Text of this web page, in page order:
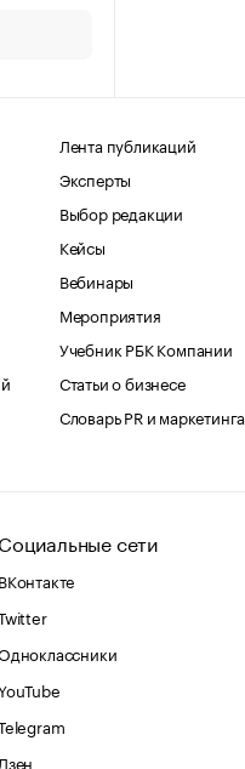
Лента публикаций
Эксперты
Выбор редакции
Кейсы
Вебинары
Мероприятия
Учебник РБК Компании
Статьи о бизнесе
Словарь PR и маркетинга
Социальные сети
ВКонтакте
Дзен